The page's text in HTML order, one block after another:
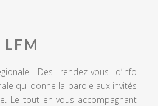
LFM
Des rendez-vous d’info
qui donne la parole aux invités
Le tout en vous accompagnant